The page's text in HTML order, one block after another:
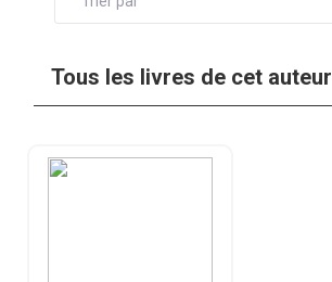
Tous les livres de cet auteur